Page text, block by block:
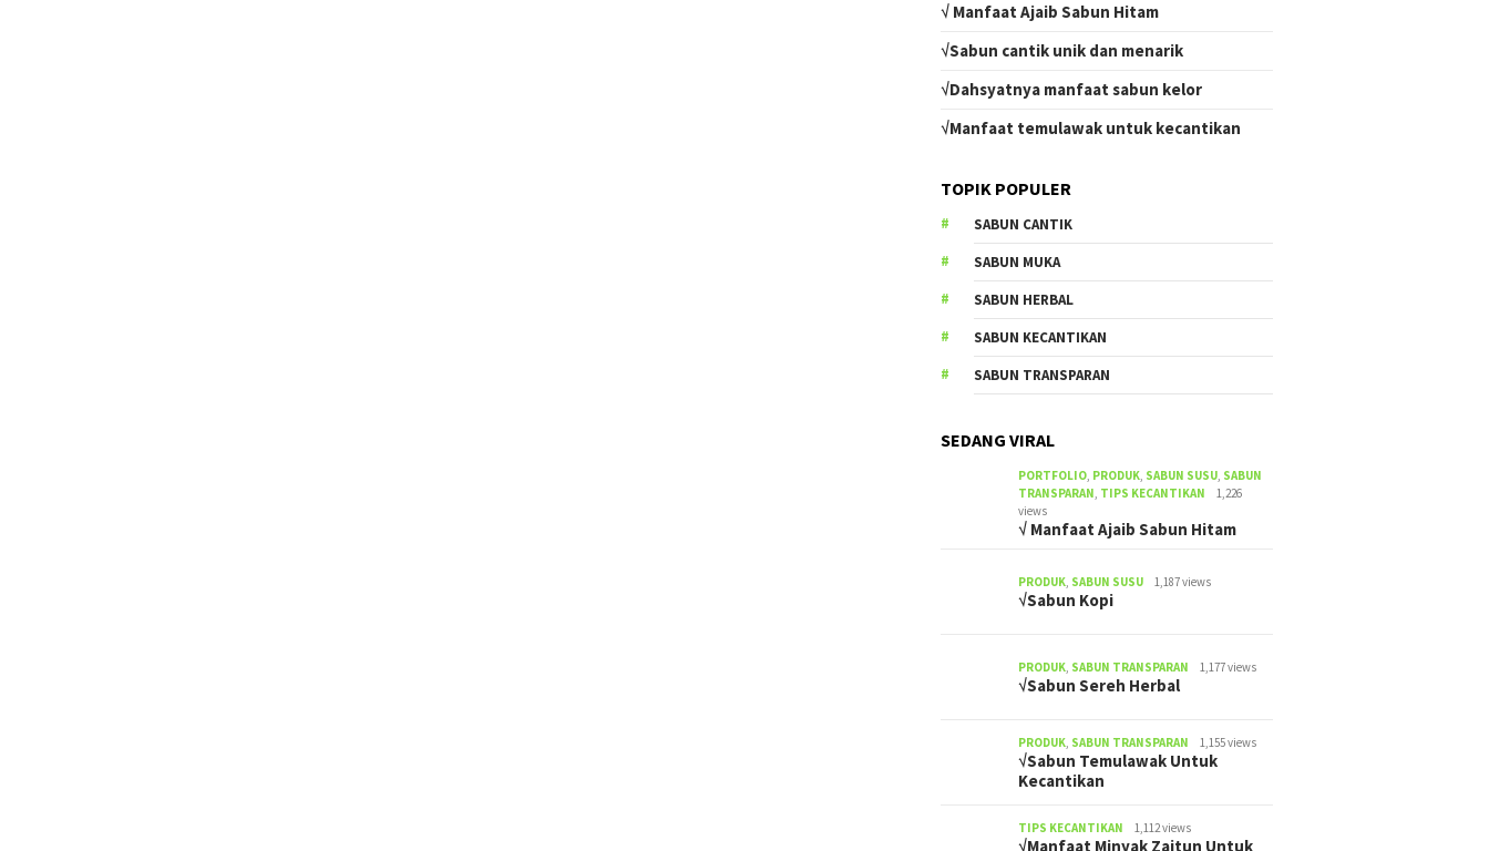
√ Manfaat Ajaib Sabun Hitam
√Sabun cantik unik dan menarik
√Dahsyatnya manfaat sabun kelor
√Manfaat temulawak untuk kecantikan
TOPIK POPULER
SABUN CANTIK
SABUN MUKA
SABUN HERBAL
SABUN KECANTIKAN
SABUN TRANSPARAN
SEDANG VIRAL
PORTFOLIO, PRODUK, SABUN SUSU, SABUN
TRANSPARAN, TIPS KECANTIKAN
1,226
views
√ Manfaat Ajaib Sabun Hitam
PRODUK, SABUN SUSU 1,187 views
√Sabun Kopi
PRODUK, SABUN TRANSPARAN 1,177 views
√Sabun Sereh Herbal
PRODUK, SABUN TRANSPARAN 1,155 views
√Sabun Temulawak Untuk
Kecantikan
TIPS KECANTIKAN 1,112 views
√Manfaat Minyak Zaitun Untuk